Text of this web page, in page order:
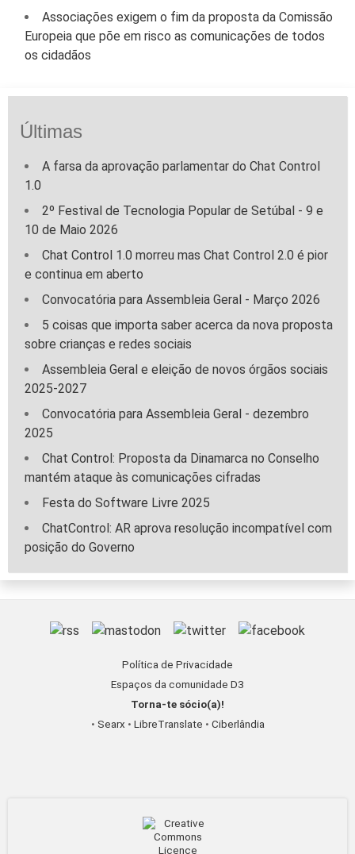
Associações exigem o fim da proposta da Comissão
Europeia que põe em risco as comunicações de todos
os cidadãos
Últimas
A farsa da aprovação parlamentar do Chat Control
1.0
2º Festival de Tecnologia Popular de Setúbal - 9 e
10 de Maio 2026
Chat Control 1.0 morreu mas Chat Control 2.0 é pior
e continua em aberto
Convocatória para Assembleia Geral - Março 2026
5 coisas que importa saber acerca da nova proposta
sobre crianças e redes sociais
Assembleia Geral e eleição de novos órgãos sociais
2025-2027
Convocatória para Assembleia Geral - dezembro
2025
Chat Control: Proposta da Dinamarca no Conselho
mantém ataque às comunicações cifradas
Festa do Software Livre 2025
ChatControl: AR aprova resolução incompatível com
posição do Governo
Política de Privacidade
Espaços da comunidade D3
Torna-te sócio(a)!
• Searx • LibreTranslate • Ciberlândia